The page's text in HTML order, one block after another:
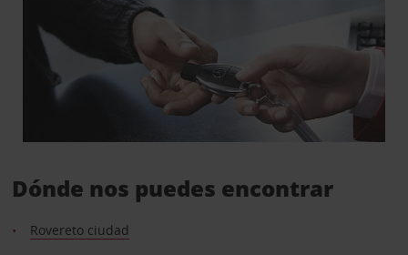
Dónde nos puedes encontrar
Rovereto ciudad